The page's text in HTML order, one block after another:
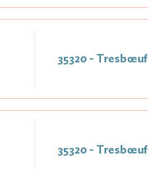
35320 - Tresbœuf
35320 - Tresbœuf